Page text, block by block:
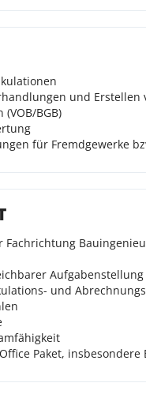
und Erstellen
BGB)
für Fremdgewerke
und
Paket, insbesondere